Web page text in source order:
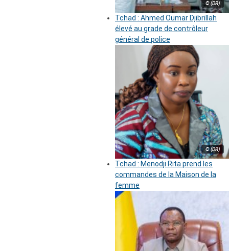
© (DR)
Tchad : Ahmed Oumar Djibrillah
élevé au grade de contrôleur
général de police
© (DR)
Tchad : Menodji Rita prend les
commandes de la Maison de la
femme